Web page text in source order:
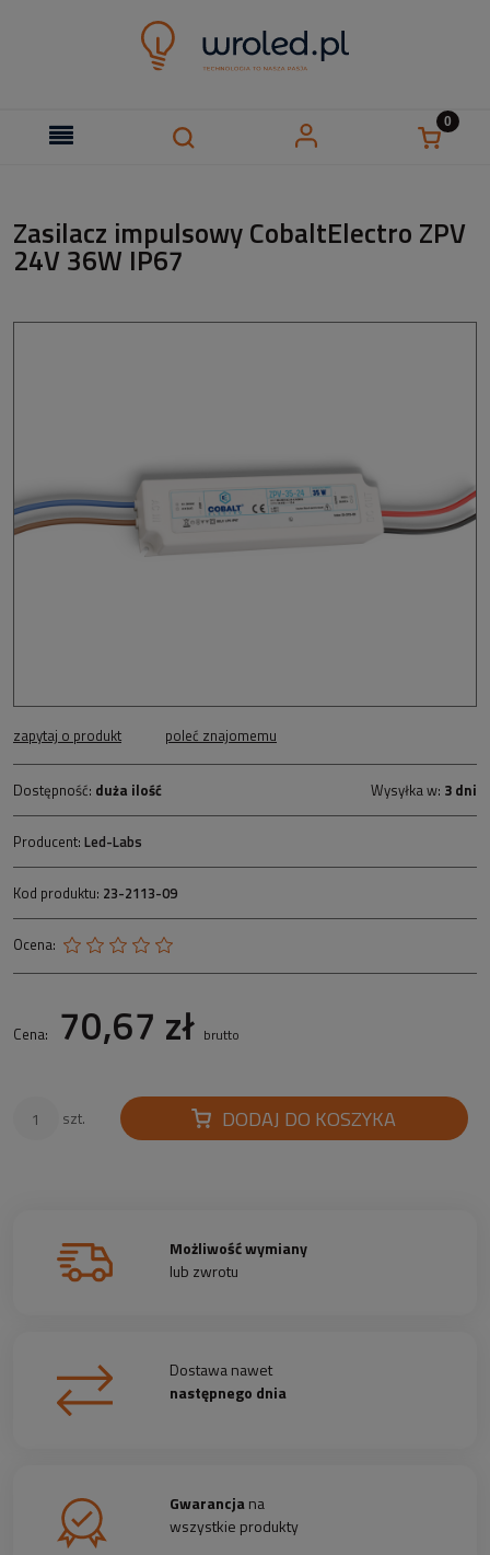
Zasilacz impulsowy CobaltElectro ZPV
24V 36W IP67
zapytaj o produkt poleć znajomemu
Dostępność: duża ilość Wysyłka w: 3 dni
Producent: Led-Labs
Kod produktu: 23-2113-09
Ocena:
Cena: 70,67 zł brutto
szt. DODAJ DO KOSZYKA
Możliwość wymiany
lub zwrotu
Dostawa nawet
następnego dnia
Gwarancjana
wszystkie produkty